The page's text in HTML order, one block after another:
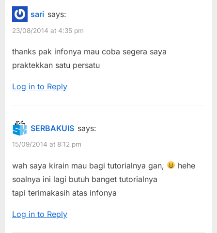
o
s
t
s
t
:
Mempercepat
dan
Meringankan
Website”
sari says:
23/08/2014 at 4:35 pm
thanks pak infonya mau coba segera saya
praktekkan satu persatu
Log in to Reply
SERBAKUIS says:
15/09/2014 at 8:12 pm
wah saya kirain mau bagi tutorialnya gan,
hehe
soalnya ini lagi butuh banget tutorialnya
tapi terimakasih atas infonya
Log in to Reply